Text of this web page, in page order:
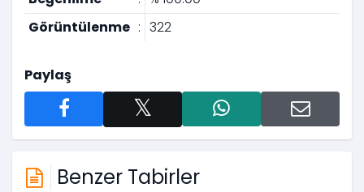
Görüntülenme : 322
Paylaş
Benzer Tabirler